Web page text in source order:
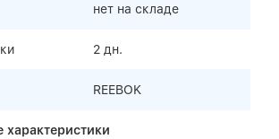
нет на складе
2 дн.
REEBOK
характеристики